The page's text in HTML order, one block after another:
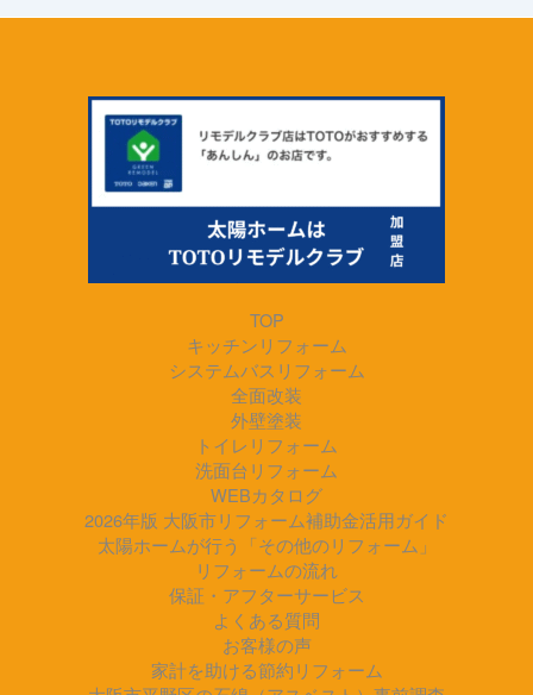
TOP
キッチンリフォーム
システムバスリフォーム
全面改装
外壁塗装
トイレリフォーム
洗面台リフォーム
WEBカタログ
2026年版 大阪市リフォーム補助金活用ガイド
太陽ホームが行う「その他のリフォーム」
リフォームの流れ
保証・アフターサービス
よくある質問
お客様の声
家計を助ける節約リフォーム